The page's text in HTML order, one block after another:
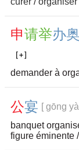
申请举办奥
demander à
公宴 [ gōng
banquet
figure éminente